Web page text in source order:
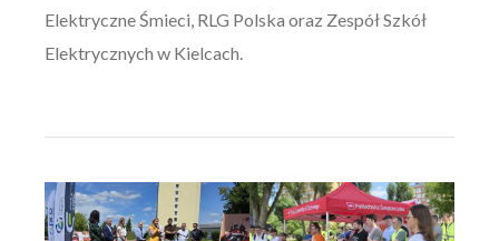
Elektryczne Śmieci, RLG Polska oraz Zespół Szkół
Elektrycznych w Kielcach.